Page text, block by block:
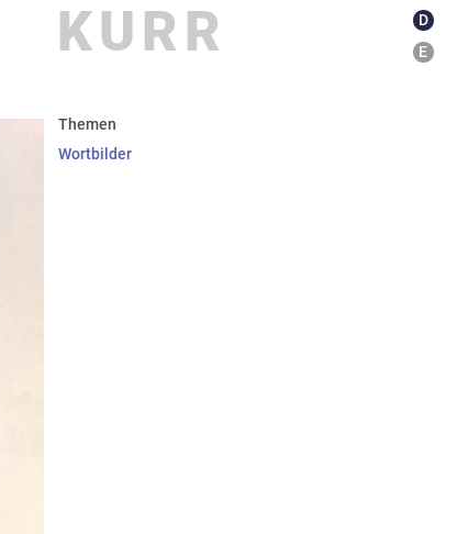
KURR
D
E
Themen
Wortbilder